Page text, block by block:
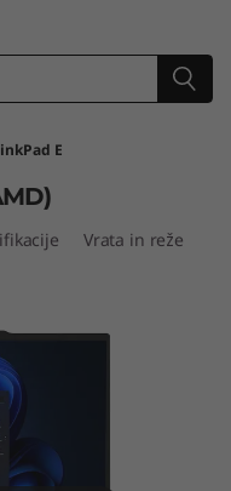
E
Vrata in reže